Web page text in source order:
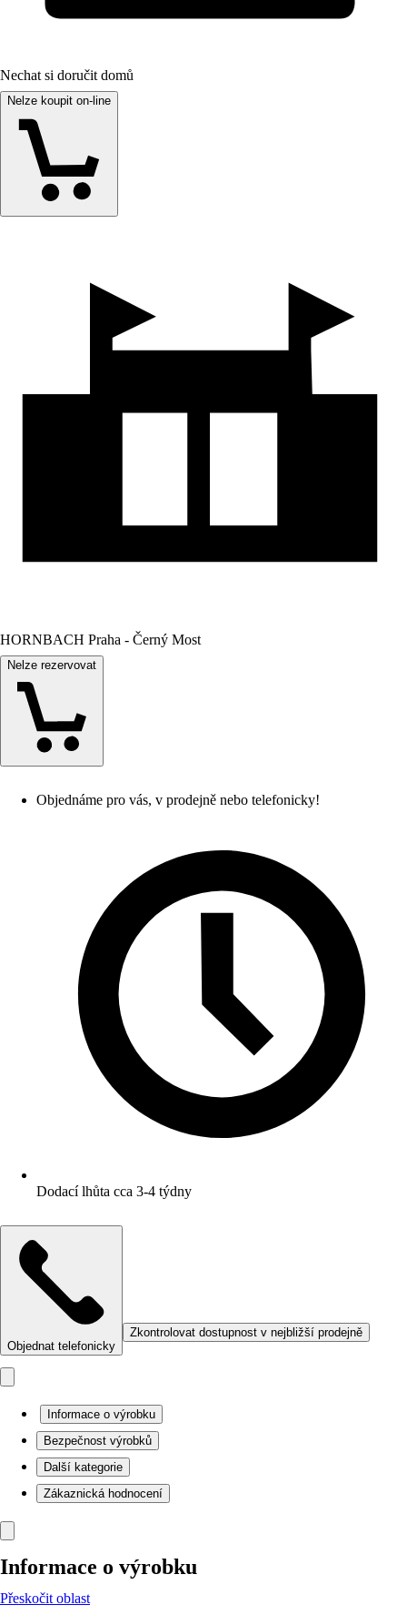
Nechat si doručit domů
Nelze koupit on-line
HORNBACH Praha - Černý Most
Nelze rezervovat
Objednáme pro vás, v prodejně nebo telefonicky!
Dodací lhůta cca 3-4 týdny
Objednat telefonicky
Zkontrolovat dostupnost v nejbližší prodejně
Informace o výrobku
Bezpečnost výrobků
Další kategorie
Zákaznická hodnocení
Informace o výrobku
Přeskočit oblast